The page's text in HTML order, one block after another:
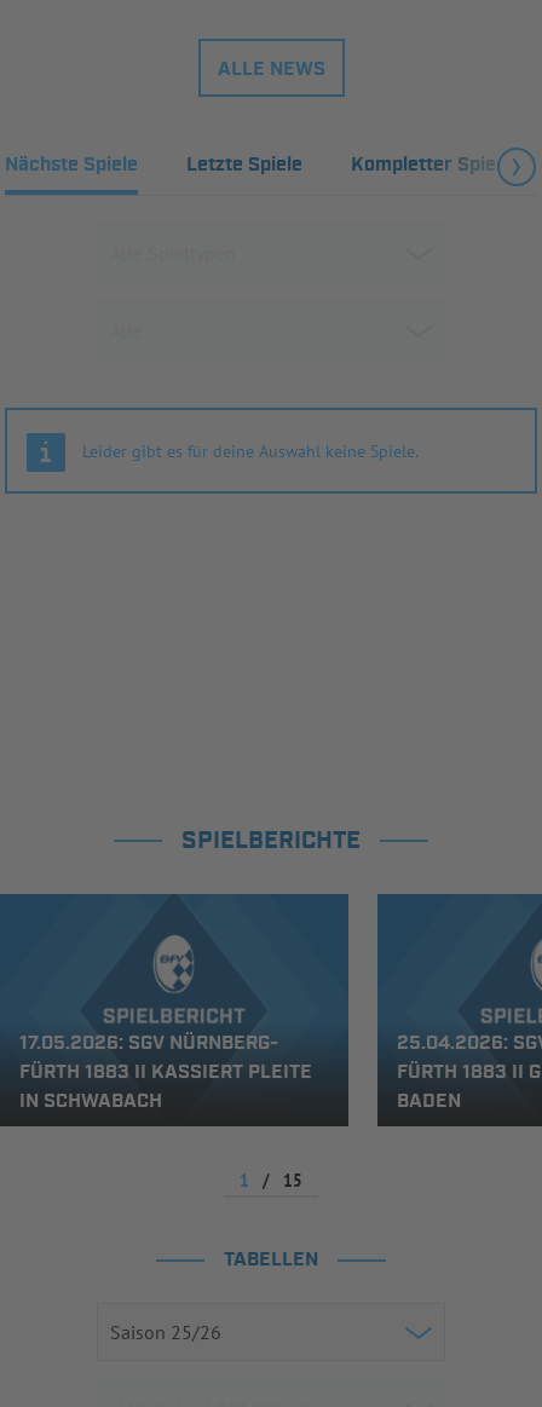
ALLE NEWS
Nächste Spiele Letzte Spiele Kompletter Spielplan
Leider gibt es für deine Auswahl keine Spiele.
SPIELBERICHTE
17.05.2026: SGV NÜRNBERG-
FÜRTH 1883 II KASSIERT PLEITE
IN SCHWABACH
25.04.2026:
FÜRTH 1883 II
BADEN
1 / 15
TABELLEN